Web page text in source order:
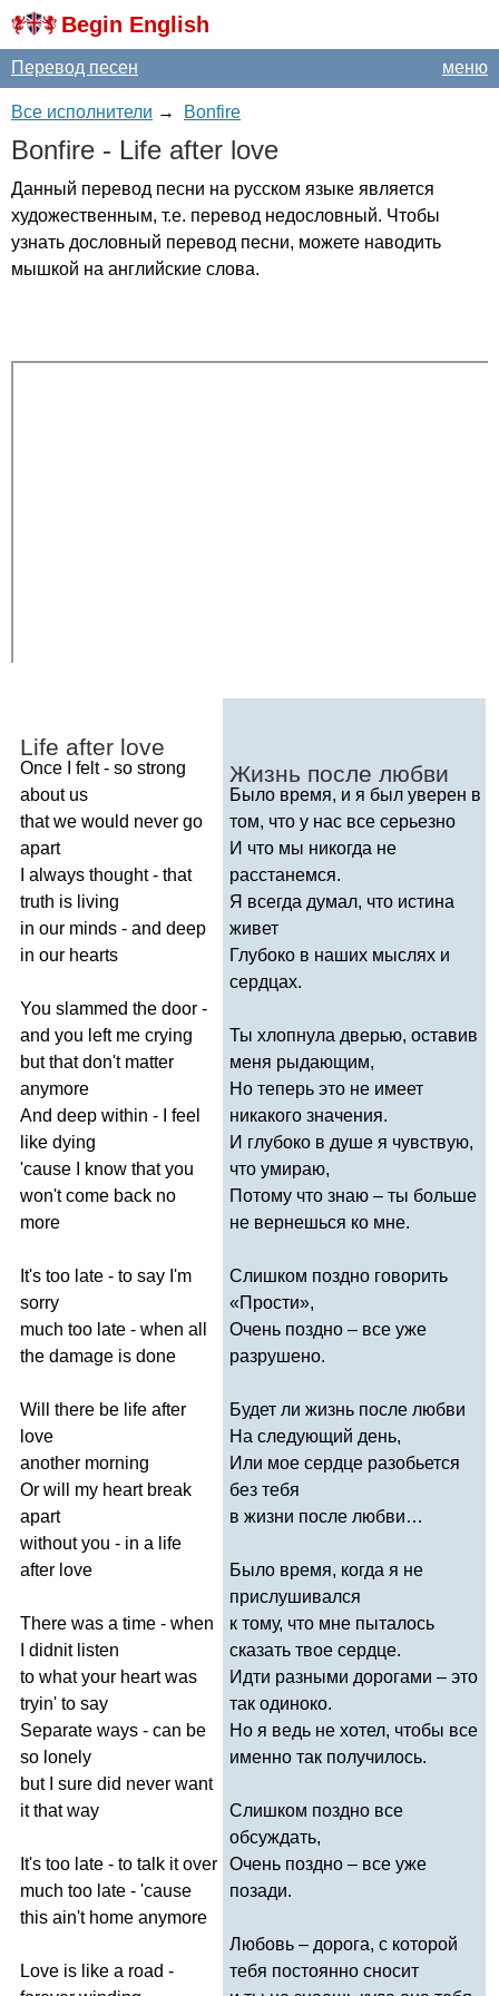
Begin English
меню
Перевод песен
Все исполнители → Bonfire
Bonfire - Life after love
Данный перевод песни на русском языке является
художественным, т.е. перевод недословный. Чтобы
узнать дословный перевод песни, можете наводить
мышкой на английские слова.
Life after love
Once felt- so strong
about us
that we would never go
apart
always thought- that
truth is living
in our minds - and deep
in our hearts
You slammed the door -
and you left me crying
but that don't matter
anymore
And deep within -
feel
like dying
'cause know that you
won't come back no
more
It's too late - to say I'm
sorry
much too late - when all
the damage is done
Will there be life after
love
another morning
Or will my heart break
apart
without you - in a life
after love
There was a time - when
didnit listen
to what your heart was
tryin' to say
Separate ways - can be
so lonely
but
sure did never want
it that way
It's too late - to talk it over
much too late - 'cause
this ain't home anymore
Love is like a road -
Жизнь после любви
Было время, и я был уверен в
том, что у нас все серьезно
И что мы никогда не
расстанемся.
Я всегда думал, что истина
живет
Глубоко в наших мыслях и
сердцах.
Ты хлопнула дверью, оставив
меня рыдающим,
Но теперь это не имеет
никакого значения.
И глубоко в душе я чувствую,
что умираю,
Потому что знаю – ты больше
не вернешься ко мне.
Слишком поздно говорить
«Прости»,
Очень поздно – все уже
разрушено.
Будет ли жизнь после любви
На следующий день,
Или мое сердце разобьется
без тебя
в жизни после любви…
Было время, когда я не
прислушивался
к тому, что мне пыталось
сказать твое сердце.
Идти разными дорогами – это
так одиноко.
Но я ведь не хотел, чтобы все
именно так получилось.
Слишком поздно все
обсуждать,
Очень поздно – все уже
позади.
Любовь – дорога, с которой
тебя постоянно сносит